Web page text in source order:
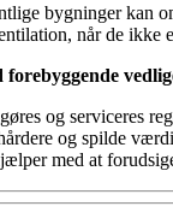
bygninger kan
når de ikke
og serviceres
og spilde
med at